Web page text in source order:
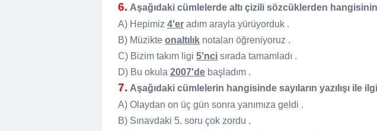
6. Aşağıdaki cümlelerde altı çizili sözcüklerden
A) Hepimiz 4'er adım arayla yürüyorduk .
B) Müzikte onaltılık notaları öğreniyoruz .
C) Bizim takım ligi 5'nci sırada tamamladı .
D) Bu okula 2007'de başladım .
7. Aşağıdaki cümlelerin hangisinde sayıların yazılışı ile
A) Olaydan on üç gün sonra yanımıza geldi .
B) Sınavdaki 5. soru çok zordu .